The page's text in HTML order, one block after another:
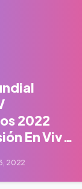
2022
En Vivo
2022